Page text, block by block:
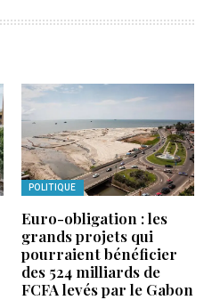
POLITIQUE
Euro-obligation : les
grands projets qui
pourraient bénéficier
des 524 milliards de
FCFA levés par le Gabon